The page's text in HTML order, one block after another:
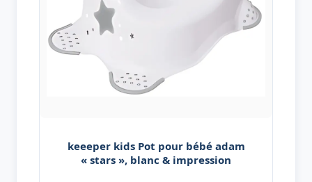
keeeper kids Pot pour bébé adam
« stars », blanc & impression